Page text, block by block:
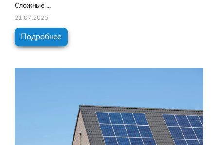
Сложные ...
21.07.2025
Подробнее